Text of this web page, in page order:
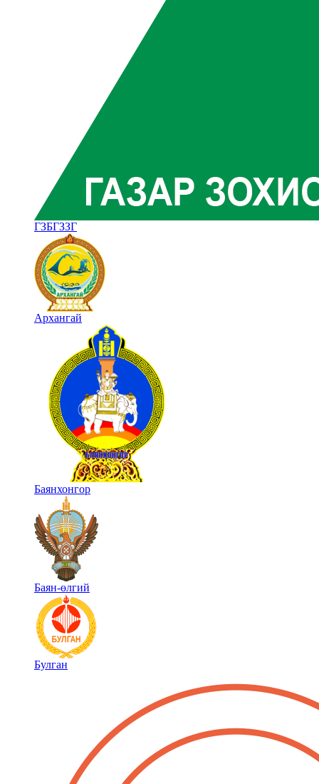
ГЗБГЗЗГ
Архангай
Баянхонгор
Баян-өлгий
Булган